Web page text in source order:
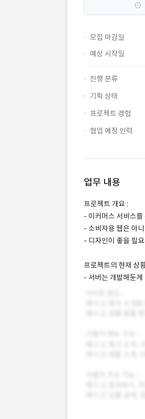
모집 마감일
예상 시작일
진행 분류
기획 상태
프로젝트 경험
협업 예정 인력
업무 내용
프로젝트 개요 :
- 이커머스 서비스
- 소비자용 웹은 아
- 디자인이 좋을 필
프로젝트의 현재 상
- 서버는 개발해둔